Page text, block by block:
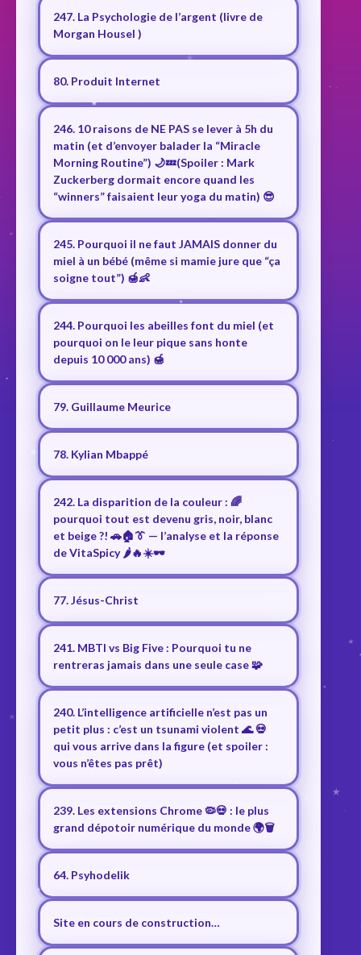
247. La Psychologie de l’argent (livre de
Morgan Housel )
80. Produit Internet
246. 10 raisons de NE PAS se lever à 5h du
matin (et d’envoyer balader la “Miracle
Morning Routine”) 🌙💤(Spoiler : Mark
Zuckerberg dormait encore quand les
“winners” faisaient leur yoga du matin) 😎
245. Pourquoi il ne faut JAMAIS donner du
miel à un bébé (même si mamie jure que “ça
soigne tout”) 🍯👶
244. Pourquoi les abeilles font du miel (et
pourquoi on le leur pique sans honte
depuis 10 000 ans) 🍯
79. Guillaume Meurice
78. Kylian Mbappé
242. La disparition de la couleur : 🌈
pourquoi tout est devenu gris, noir, blanc
et beige ?! 🚗🏠👔 — l’analyse et la réponse
de VitaSpicy 🌶️🔥☀️🕶️
77. Jésus-Christ
241. MBTI vs Big Five : Pourquoi tu ne
rentreras jamais dans une seule case 🧩
240. L’intelligence artificielle n’est pas un
petit plus : c’est un tsunami violent 🌊 💀
qui vous arrive dans la figure (et spoiler :
vous n’êtes pas prêt)
239. Les extensions Chrome 🦠💀 : le plus
grand dépotoir numérique du monde 🌍🗑️
64. Psyhodelik
Site en cours de construction…